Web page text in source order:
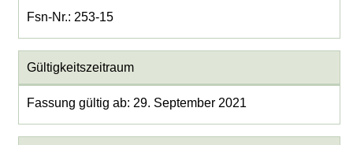
Fsn-Nr.: 253-15
Gültigkeitszeitraum
Fassung gültig ab: 29. September 2021